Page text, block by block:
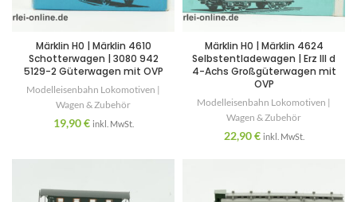
Märklin H0 | Märklin 4610
Schotterwagen | 3080 942
5129-2 Güterwagen mit OVP
Modelleisenbahn Lokomotiven |
Wagen & Zubehör
19,90€ inkl. MwSt.
Märklin H0 | Märklin 4624
Selbstentladewagen | Erz III d
4-Achs Großgüterwagen mit
OVP
Modelleisenbahn Lokomotiven |
Wagen & Zubehör
22,90€ inkl. MwSt.